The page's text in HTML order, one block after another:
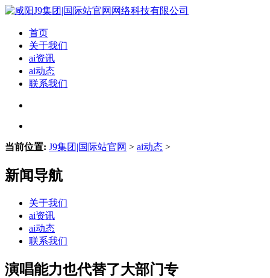
首页
关于我们
ai资讯
ai动态
联系我们
当前位置: J9集团|国际站官网 > ai动态 >
新闻导航
关于我们
ai资讯
ai动态
联系我们
演唱能力也代替了大部门专